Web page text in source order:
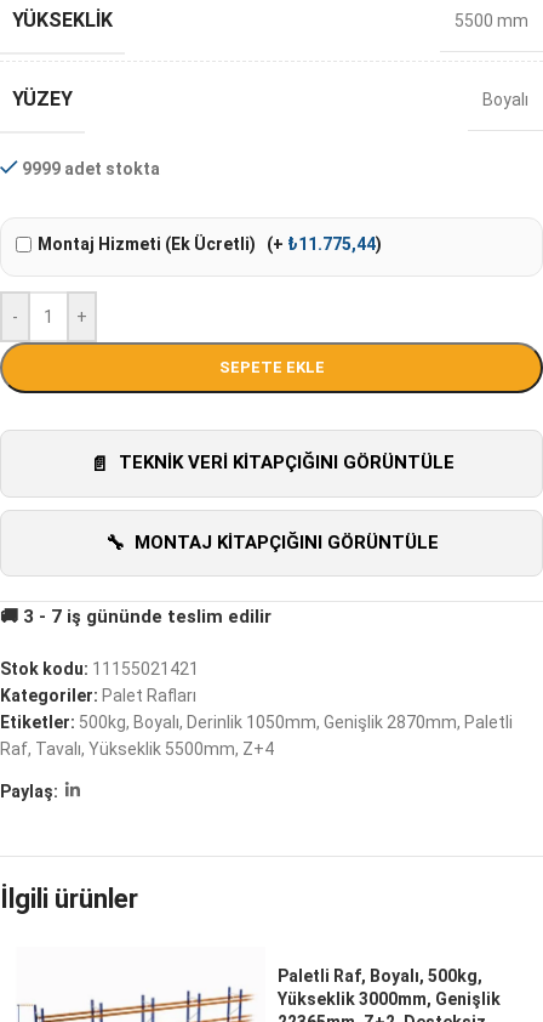
YÜKSEKLIK 5500 mm
YÜZEY Boyalı
9999 adet stokta
Montaj Hizmeti (Ek Ücretli) (+ ₺11.775,44)
- +
SEPETE EKLE
TEKNIK VERI KITAPÇIĞINI GÖRÜNTÜLE
MONTAJ KITAPÇIĞINI GÖRÜNTÜLE
Stok kodu: 11155021421
Kategoriler: Palet Rafları
Etiketler: 500kg, Boyalı, Derinlik 1050mm, Genişlik 2870mm, Paletli
Raf, Tavalı, Yükseklik 5500mm, Z+4
Paylaş:
İlgili ürünler
Paletli Raf, Boyalı, 500kg,
Yükseklik 3000mm, Genişlik